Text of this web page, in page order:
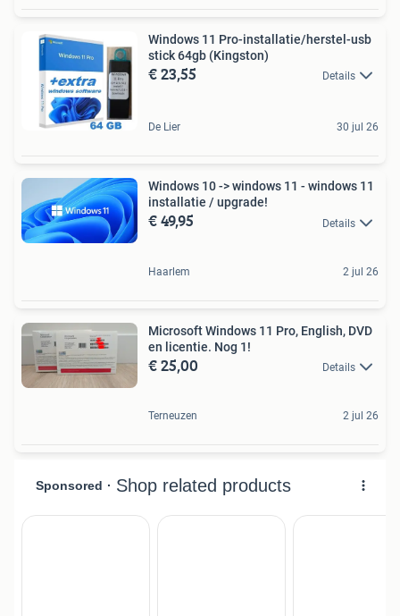
Windows 11 Pro-installatie/herstel-usb
stick 64gb (Kingston)
€ 23,55 Details
De Lier 30 jul 26
Windows 10 -> windows 11 - windows 11
installatie / upgrade!
€ 49,95 Details
Haarlem 2 jul 26
Microsoft Windows 11 Pro, English, DVD
en licentie. Nog 1!
€ 25,00 Details
Terneuzen 2 jul 26